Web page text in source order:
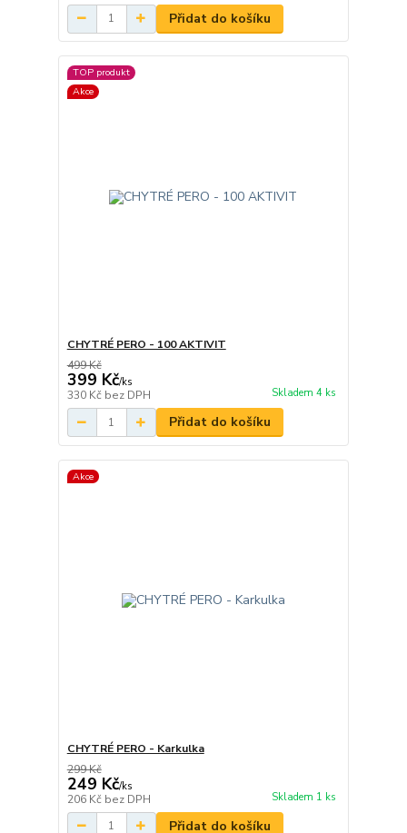
Přidat do košíku
TOP produkt
Akce
CHYTRÉ PERO - 100 AKTIVIT
499 Kč
399 Kč/ks
330 Kč bez DPH Skladem 4 ks
Přidat do košíku
Akce
CHYTRÉ PERO - Karkulka
299 Kč
249 Kč/ks
206 Kč bez DPH Skladem 1 ks
Přidat do košíku